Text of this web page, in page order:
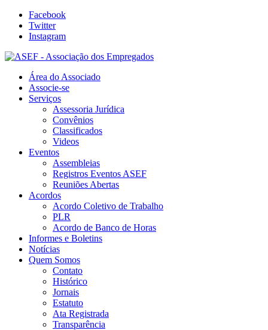
Facebook
Twitter
Instagram
Área do Associado
Associe-se
Serviços
Assessoria Jurídica
Convênios
Classificados
Videos
Eventos
Assembleias
Registros Eventos ASEF
Reuniões Abertas
Acordos
Acordo Coletivo de Trabalho
PLR
Acordo de Banco de Horas
Informes e Boletins
Notícias
Quem Somos
Contato
Histórico
Jornais
Estatuto
Ata Registrada
Transparência